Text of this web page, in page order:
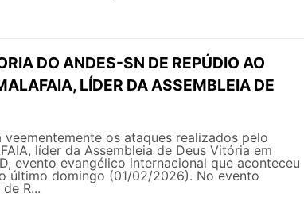
DO ANDES-SN DE REPÚDIO AO
LÍDER DA ASSEMBLEIA DE
veementemente os ataques realizados pelo
líder da Assembleia de Deus Vitória em
evento evangélico internacional que aconteceu
último domingo (01/02/2026). No evento
R...